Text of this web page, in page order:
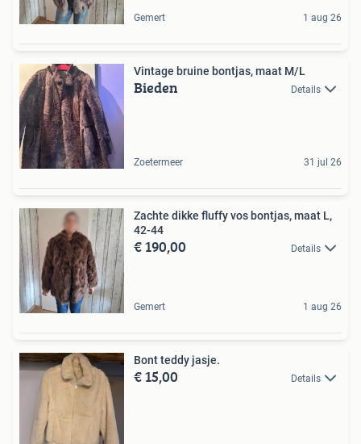
Gemert 1 aug 26
Vintage bruine bontjas, maat M/L
Bieden Details
Zoetermeer 31 jul 26
Zachte dikke fluffy vos bontjas, maat L,
42-44
€ 190,00 Details
Gemert 1 aug 26
Bont teddy jasje.
€ 15,00 Details